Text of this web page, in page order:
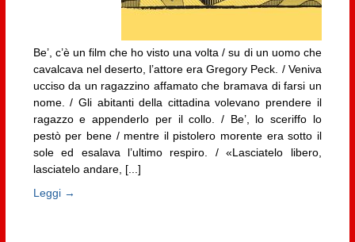
Be’, c’è un film che ho visto una volta / su di un uomo che
cavalcava nel deserto, l’attore era Gregory Peck. / Veniva
ucciso da un ragazzino affamato che bramava di farsi un
nome. / Gli abitanti della cittadina volevano prendere il
ragazzo e appenderlo per il collo. / Be’, lo sceriffo lo
pestò per bene / mentre il pistolero morente era sotto il
sole ed esalava l’ultimo respiro. / «Lasciatelo libero,
lasciatelo andare, [...]
Leggi →